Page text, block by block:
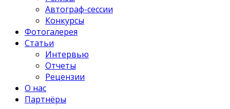
Автограф-сессии
Конкурсы
Фотогалерея
Статьи
Интервью
Отчеты
Рецензии
О нас
Партнёры